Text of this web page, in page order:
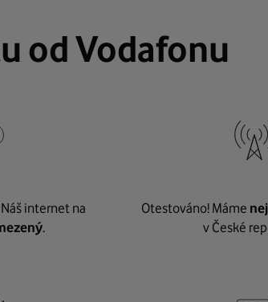
od Vodafonu
internet na
.
Otestováno! Máme
v České